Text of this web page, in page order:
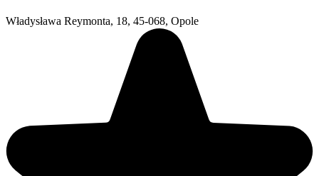
Władysława Reymonta, 18, 45-068, Opole